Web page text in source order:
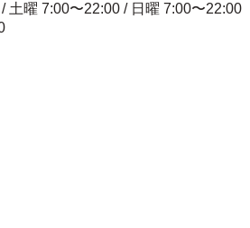
土曜 7:00〜22:00 / 日曜 7:00〜22:00